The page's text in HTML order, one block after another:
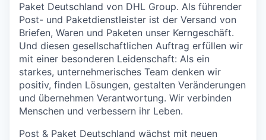
Paket Deutschland von DHL Group. Als führender
Post- und Paketdienstleister ist der Versand von
Briefen, Waren und Paketen unser Kerngeschäft.
Und diesen gesellschaftlichen Auftrag erfüllen wir
mit einer besonderen Leidenschaft: Als ein
starkes, unternehmerisches Team denken wir
positiv, finden Lösungen, gestalten Veränderungen
und übernehmen Verantwortung. Wir verbinden
Menschen und verbessern ihr Leben.
Post & Paket Deutschland wächst mit neuen